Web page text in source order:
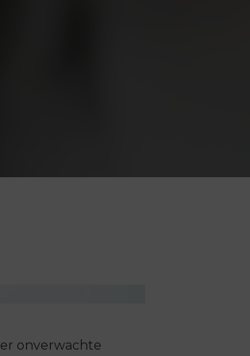
onverwachte